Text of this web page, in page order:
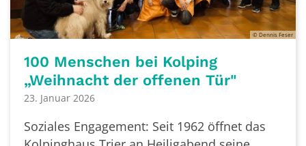
© Dennis Feser
100 Menschen bei Kolping
„Weihnacht der offenen Tür"
23. Januar 2026
Soziales Engagement: Seit 1962 öffnet das